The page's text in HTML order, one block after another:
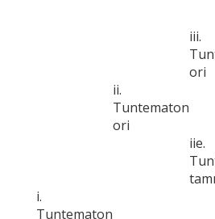
i.
Tuntematon
ii.
Tuntematon
ori
iii.
ori
iie.